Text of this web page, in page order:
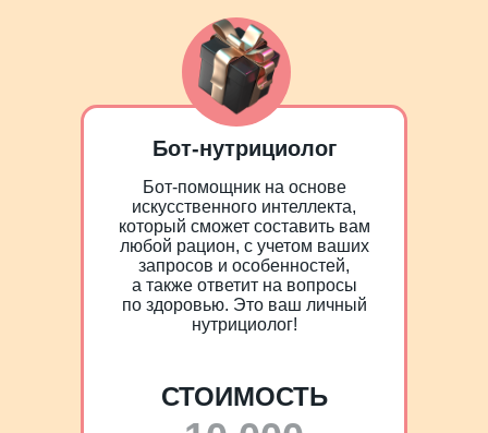
СТОИМОСТЬ
Бот-помощник на основе
искусственного интеллекта,
который сможет составить вам
любой рацион, с учетом ваших
запросов и особенностей,
а также ответит на вопросы
по здоровью. Это ваш личный
нутрициолог!
Бот-нутрициолог